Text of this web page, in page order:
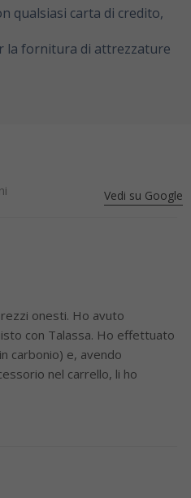
qualsiasi carta di credito,
la fornitura di attrezzature
Vedi su Google
onesti. Ho avuto
con Talassa. Ho effettuato
carbonio) e, avendo
nel carrello, li ho